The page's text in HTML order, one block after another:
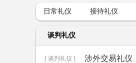
日常礼仪 接待礼仪
谈判礼仪
[ 谈判礼仪 ] 涉外交易礼仪